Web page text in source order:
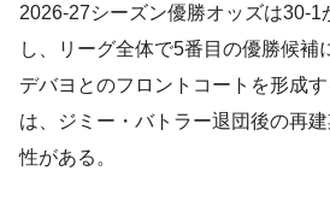
2026-27シーズン優勝オッズは30-1
し、リーグ全体で5番目の優勝候補
デバヨとのフロントコートを形成
は、ジミー・バトラー退団後の再
性がある。